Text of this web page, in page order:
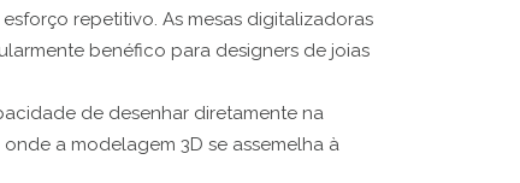
repetitivo. As mesas digitalizadoras
benéfico para designers de joias
de desenhar diretamente na
a modelagem 3D se assemelha à